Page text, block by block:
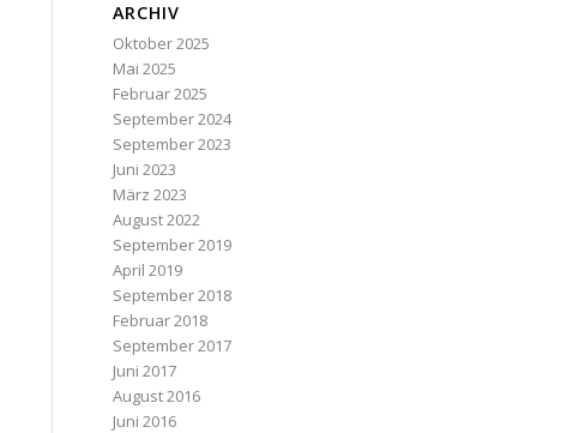
ARCHIV
Oktober 2025
Mai 2025
Februar 2025
September 2024
September 2023
Juni 2023
März 2023
August 2022
September 2019
April 2019
September 2018
Februar 2018
September 2017
Juni 2017
August 2016
Juni 2016